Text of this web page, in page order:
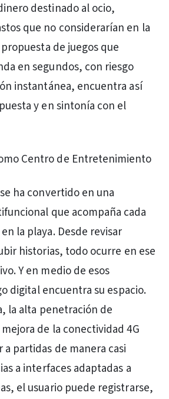
destinado al ocio,
que no considerarían en la
de juegos que
en segundos, con riesgo
instantánea, encuentra así
y en sintonía con el
Centro de Entretenimiento
ha convertido en una
que acompaña cada
la playa. Desde revisar
historias, todo ocurre en ese
Y en medio de esos
digital encuentra su espacio.
la alta penetración de
de la conectividad 4G
partidas de manera casi
a interfaces adaptadas a
el usuario puede registrarse,